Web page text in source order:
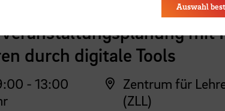
mit
durch digitale Tools
- 13:00
Zentrum für
(ZLL)
Auswahl